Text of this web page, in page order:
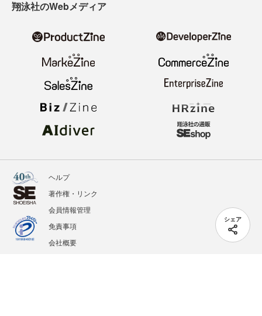
シェア
翔泳社のWebメディア
ヘルプ
著作権・リンク
会員情報管理
免責事項
会社概要